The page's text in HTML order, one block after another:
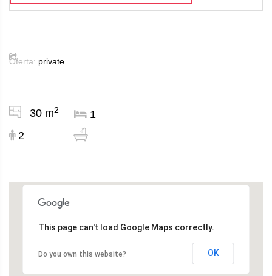
Oferta: private
30 m2
2
1
This page can't load Google Maps correctly.
Do you own this website? OK